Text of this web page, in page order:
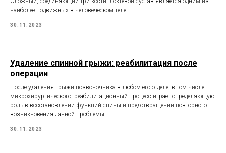
наиболее подвижных в человеческом теле.
30.11.2023
Удаление спинной грыжи: реабилитация после
операции
После удаления грыжи позвоночника в любом его отделе, в том числе
микрохирургического, реабилитационный процесс играет определяющую
роль в восстановлении функций спины и предотвращении повторного
возникновения данной проблемы.
30.11.2023